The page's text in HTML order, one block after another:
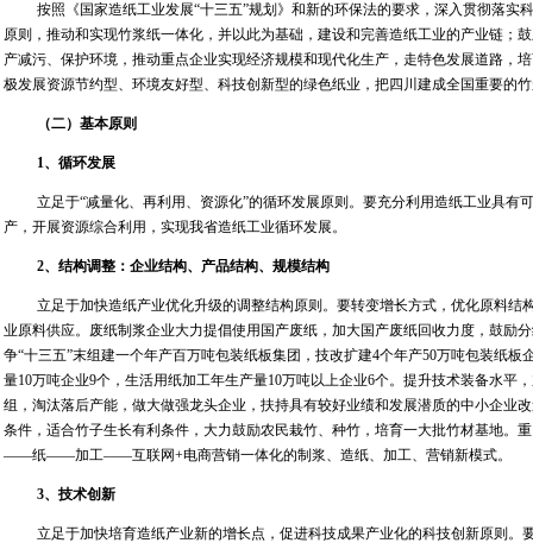
按照《国家造纸工业发展“十三五”规划》和新的环保法的要求，深入贯彻落
原则，推动和实现竹浆纸一体化，并以此为基础，建设和完善造纸工业的产业链；
产减污、保护环境，推动重点企业实现经济规模和现代化生产，走特色发展道路，
极发展资源节约型、环境友好型、科技创新型的绿色纸业，把四川建成全国重要的
（二）基本原则
1、循环发展
立足于“减量化、再利用、资源化”的循环发展原则。要充分利用造纸工业具
产，开展资源综合利用，实现我省造纸工业循环发展。
2、结构调整：企业结构、产品结构、规模结构
立足于加快造纸产业优化升级的调整结构原则。要转变增长方式，优化原料
业原料供应。废纸制浆企业大力提倡使用国产废纸，加大国产废纸回收力度，鼓励
争“十三五”末组建一个年产百万吨包装纸板集团，技改扩建4个年产50万吨包装纸板
量10万吨企业9个，生活用纸加工年生产量10万吨以上企业6个。提升技术装备水平
组，淘汰落后产能，做大做强龙头企业，扶持具有较好业绩和发展潜质的中小企业
条件，适合竹子生长有利条件，大力鼓励农民栽竹、种竹，培育一大批竹材基地
——纸——加工——互联网+电商营销一体化的制浆、造纸、加工、营销新模式。
3、技术创新
立足于加快培育造纸产业新的增长点，促进科技成果产业化的科技创新原则